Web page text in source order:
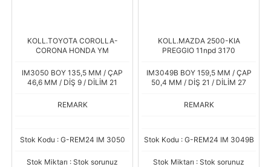
KOLL.TOYOTA COROLLA-
CORONA HONDA YM
IM3050 BOY 135,5 MM / ÇAP
46,6 MM / DİŞ 9 / DİLİM 21
REMARK
Stok Kodu : G-REM24 IM 3050
Stok Miktarı : Stok sorunuz
KOLL.MAZDA 2500-KIA
PREGGIO 11npd 3170
IM3049B BOY 159,5 MM / ÇAP
50,4 MM / DİŞ 21 / DİLİM 27
REMARK
Stok Kodu : G-REM24 IM 3049B
Stok Miktarı : Stok sorunuz